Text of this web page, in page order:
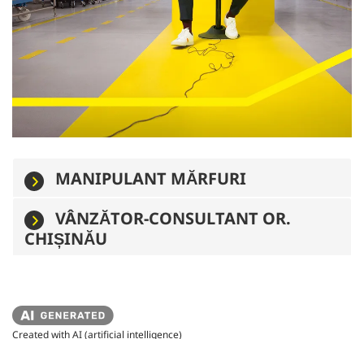
MANIPULANT MĂRFURI
VÂNZĂTOR-CONSULTANT OR.
CHIȘINĂU
Created with AI (artificial intelligence)